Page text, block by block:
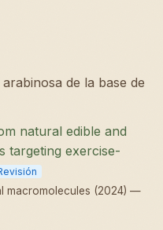
de la base de
natural edible and
targeting exercise-
macromolecules (2024) —